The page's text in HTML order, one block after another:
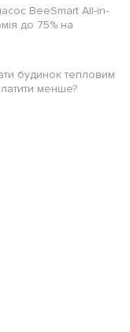
BeeSmart All-in-
до 75% на
будинок тепловим
менше?